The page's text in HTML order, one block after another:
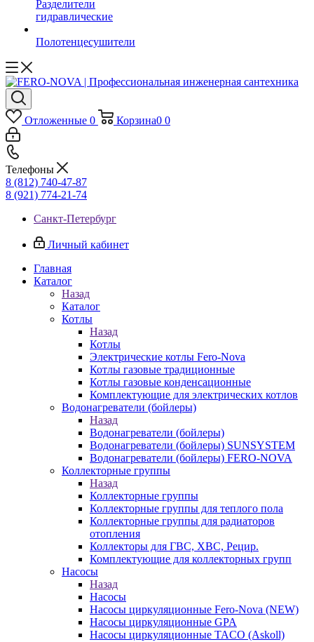
Разделители
гидравлические
Полотенцесушители
Отложенные 0 Корзина0 0
Телефоны
8 (812) 740-47-87
8 (921) 774-21-74
Санкт-Петербург
Личный кабинет
Главная
Каталог
Назад
Каталог
Котлы
Назад
Котлы
Электрические котлы Fero-Nova
Котлы газовые традиционные
Котлы газовые конденсационные
Комплектующие для электрических котлов
Водонагреватели (бойлеры)
Назад
Водонагреватели (бойлеры)
Водонагреватели (бойлеры) SUNSYSTEM
Водонагреватели (бойлеры) FERO-NOVA
Коллекторные группы
Назад
Коллекторные группы
Коллекторные группы для теплого пола
Коллекторные группы для радиаторов
отопления
Коллекторы для ГВС, ХВС, Рецир.
Комплектующие для коллекторных групп
Насосы
Назад
Насосы
Насосы циркуляционные Fero-Nova (NEW)
Насосы циркуляционные GPA
Насосы циркуляционные TACO (Askoll)